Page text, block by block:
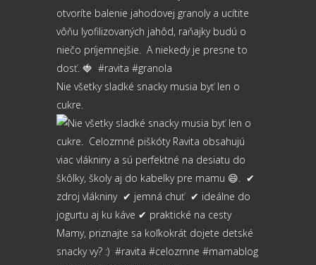
Nie všetky sladké snacky musia byť len o
cukre.⁠ ⁠